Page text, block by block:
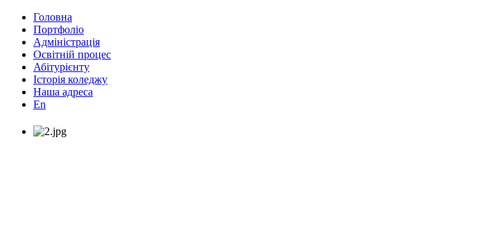
Головна
Портфоліо
Адміністрація
Освітній процес
Абітурієнту
Історія коледжу
Наша адреса
En